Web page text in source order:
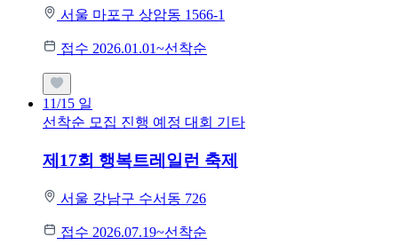
서울 마포구 상암동 1566-1
접수 2026.01.01~선착순
11/15 일
선착순 모집 진행 예정 대회 기타
제17회 행복트레일런 축제
서울 강남구 수서동 726
접수 2026.07.19~선착순